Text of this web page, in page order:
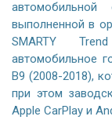
автомобильной
выполненной в
SMARTY
автомобильное
B9 (2008-2018),
при этом
Apple CarPlay и